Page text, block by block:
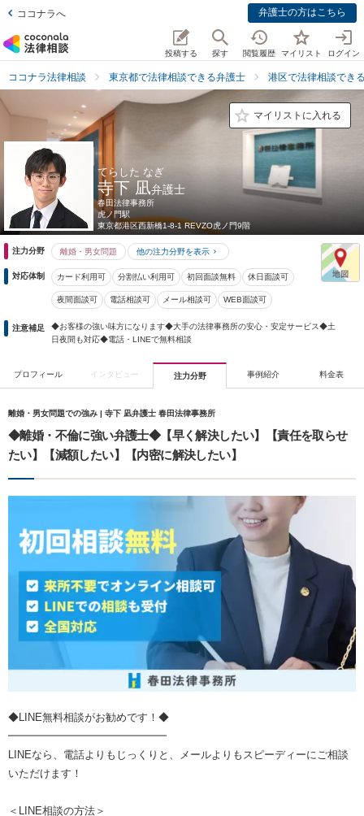
ココナラへ 弁護士の方はこちら
投稿する 探す 閲覧履歴 マイリスト ログイン
ココナラ法律相談 東京都で法律相談できる弁護士 港区で法律相談でき
マイリストに入れる
てらした なぎ
寺下 凪弁護士
春田法律事務所
虎ノ門駅
東京都港区⻄新橋1-8-1 REVZO虎ノ門9階
注力分野 離婚・男女問題 他の注力分野を表示
対応体制 カード利用可 分割払い利用可 初回面談無料 休日面談可
夜間面談可 電話相談可 メール相談可 WEB面談可
注意補足
◆お客様の強い味方になります◆大手の法律事務所の安心・安定サービス◆土
日夜間も対応◆電話・LINEで無料相談
プロフィール インタビュー 注力分野 事例紹介 料金表
離婚・男女問題での強み | 寺下 凪弁護士 春田法律事務所
◆離婚・不倫に強い弁護士◆【早く解決したい】【責任を取らせ
たい】【減額したい】【内密に解決したい】
◆LINE無料相談がお勧めです！◆
━━━━━━━━━━━━━━━
LINEなら、電話よりもじっくりと、メールよりもスピーディーにご相談
いただけます！
＜LINE相談の方法＞